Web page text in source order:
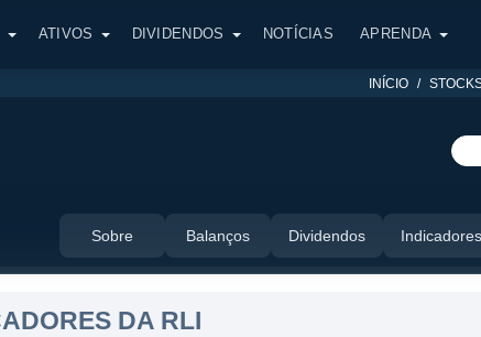
ATIVOS DIVIDENDOS NOTÍCIAS APRENDA
INÍCIO
Sobre Balanços Dividendos Indicadores
DA RLI